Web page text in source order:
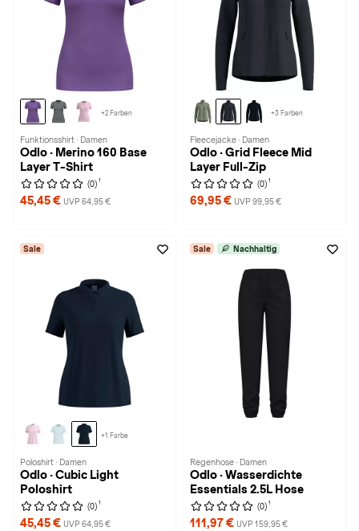
+2 Farben
Funktionsshirt · Damen
Odlo · Merino 160 Base
Layer T-Shirt
(0) 1
45,45 € UVP 64,95 €
+3 Farben
Fleecejacke · Damen
Odlo · Grid Fleece Mid
Layer Full-Zip
(0) 1
69,95 € UVP 99,95 €
Sale
+1 Farbe
Poloshirt · Damen
Odlo · Cubic Light
Poloshirt
(0) 1
45,45 € UVP 64,95 €
Sale Nachhaltig
Regenhose · Damen
Odlo · Wasserdichte
Essentials 2.5L Hose
(0) 1
111,97 € UVP 159,95 €